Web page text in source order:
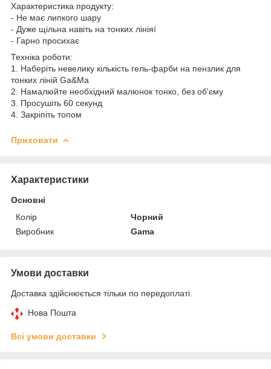
Характеристика продукту:
- Не має липкого шару
- Дуже щільна навіть на тонких лініяї
- Гарно просихає
Техніка роботи:
1. Наберіть невелику кількість гель-фарби на пензлик для
тонких ліній Ga&Ma
2. Намалюйте необхідний малюнок тонко, без об'єму
3. Просушіть 60 секунд
4. Закріпіть топом
Приховати
Характеристики
Основні
Колір
Чорний
Виробник
Gama
Умови доставки
Доставка здійснюється тільки по передоплаті.
Нова Пошта
Всі умови доставки